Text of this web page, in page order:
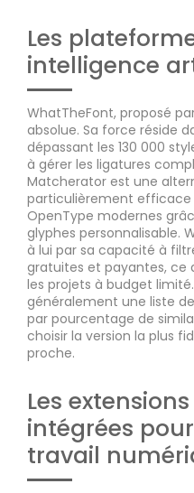
Les
intelligence
WhatTheFont, proposé
absolue. Sa force réside
dépassant les 130 000
à gérer les ligatures
Matcherator est une
particulièrement efficace
OpenType modernes
glyphes personnalisable.
à lui par sa capacité à
gratuites et payantes, ce
les projets à budget
généralement une liste
par pourcentage de
choisir la version la plus
proche.
Les
intégrées
travail